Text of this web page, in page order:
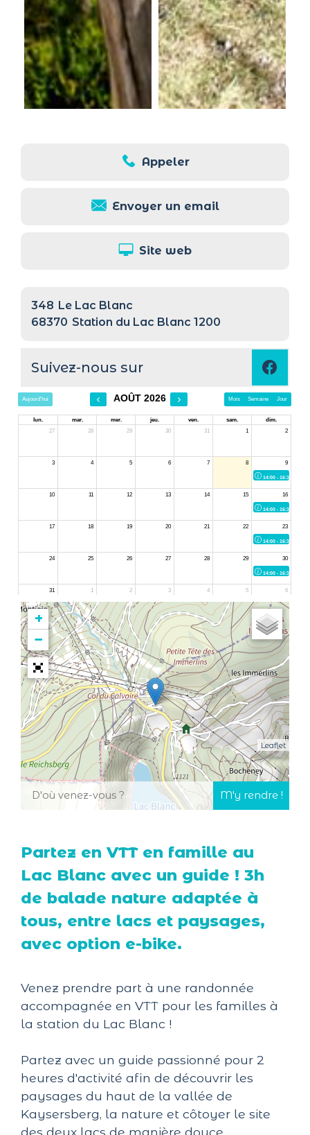
Appeler
Envoyer un email
Site web
348 Le Lac Blanc
68370 Station du Lac Blanc 1200
Suivez-nous sur
+
−
Leaflet
Partez en VTT en famille au
Lac Blanc avec un guide ! 3h
de balade nature adaptée à
tous, entre lacs et paysages,
avec option e-bike.
Venez prendre part à une randonnée
accompagnée en VTT pour les familles à
la station du Lac Blanc !
Partez avec un guide passionné pour 2
heures d'activité afin de découvrir les
paysages du haut de la vallée de
Kaysersberg, la nature et côtoyer le site